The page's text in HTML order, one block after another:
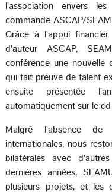
l'association envers
commande ASCAP/
Grâce à l'appui
d'auteur ASCAP,
conférence une nouvelle
qui fait preuve de talent
ensuite présentée
automatiquement sur le
Malgré l'absence de
internationales, nous
bilatérales avec
dernières années,
plusieurs projets, et les